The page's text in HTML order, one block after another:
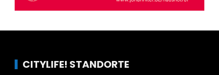
CITYLIFE! STANDORTE